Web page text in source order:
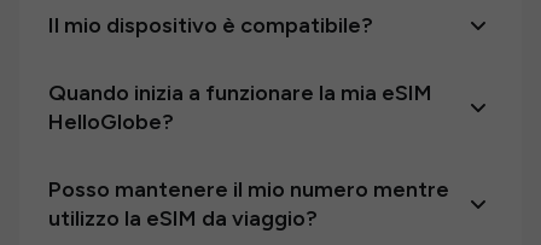
Il mio dispositivo è compatibile?
Quando inizia a funzionare la mia eSIM
HelloGlobe?
Posso mantenere il mio numero mentre
utilizzo la eSIM da viaggio?